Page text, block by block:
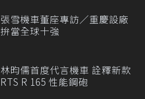
張雪機車董座專訪／重慶設廠
拚當全球十強
林昀儒首度代言機車 詮釋新款
RTS R 165 性能鋼砲